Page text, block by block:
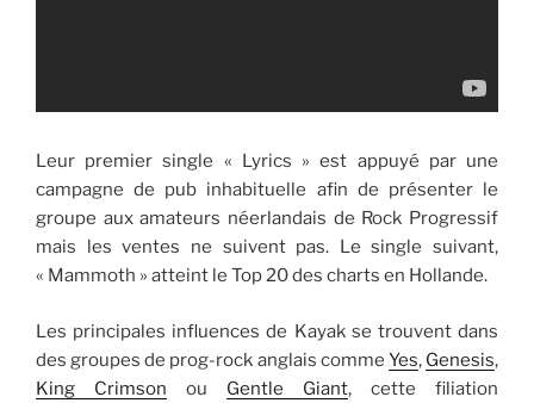
Leur premier single « Lyrics » est appuyé par une
campagne de pub inhabituelle afin de présenter le
groupe aux amateurs néerlandais de Rock Progressif
mais les ventes ne suivent pas. Le single suivant,
« Mammoth » atteint le Top 20 des charts en Hollande.
Les principales influences de Kayak se trouvent dans
des groupes de prog-rock anglais comme Yes, Genesis,
King Crimson ou Gentle Giant, cette filiation